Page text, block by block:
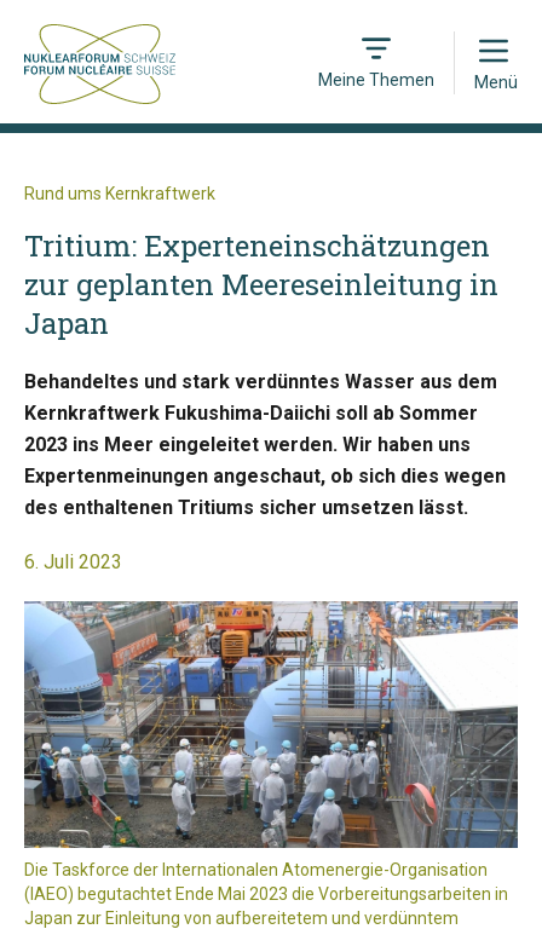
Meine Themen
Open
Menü
Rund ums Kernkraftwerk
Tritium: Experteneinschätzungen
zur geplanten Meereseinleitung in
Japan
Behandeltes und stark verdünntes Wasser aus dem
Kernkraftwerk Fukushima-Daiichi soll ab Sommer
2023 ins Meer eingeleitet werden. Wir haben uns
Expertenmeinungen angeschaut, ob sich dies wegen
des enthaltenen Tritiums sicher umsetzen lässt.
6. Juli 2023
Die Taskforce der Internationalen Atomenergie-Organisation
(IAEO) begutachtet Ende Mai 2023 die Vorbereitungsarbeiten in
Japan zur Einleitung von aufbereitetem und verdünntem